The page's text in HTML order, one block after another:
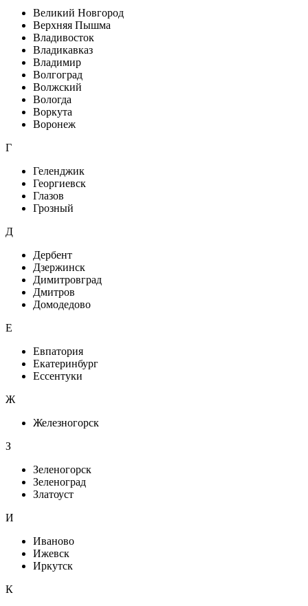
Великий Новгород
Верхняя Пышма
Владивосток
Владикавказ
Владимир
Волгоград
Волжский
Вологда
Воркута
Воронеж
Г
Геленджик
Георгиевск
Глазов
Грозный
Д
Дербент
Дзержинск
Димитровград
Дмитров
Домодедово
Е
Евпатория
Екатеринбург
Ессентуки
Ж
Железногорск
З
Зеленогорск
Зеленоград
Златоуст
И
Иваново
Ижевск
Иркутск
К